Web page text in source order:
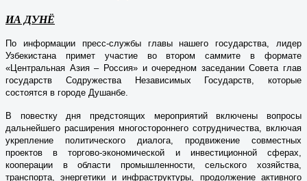
ИА ДУНЁ
По информации пресс-службы главы нашего государства, лидер
Узбекистана примет участие во втором саммите в формате
«Центральная Азия – Россия» и очередном заседании Совета глав
государств Содружества Независимых Государств, которые
состоятся в городе Душанбе.
В повестку дня предстоящих мероприятий включены вопросы
дальнейшего расширения многостороннего сотрудничества, включая
укрепление политического диалога, продвижение совместных
проектов в торгово-экономической и инвестиционной сферах,
кооперации в области промышленности, сельского хозяйства,
транспорта, энергетики и инфраструктуры, продолжение активного